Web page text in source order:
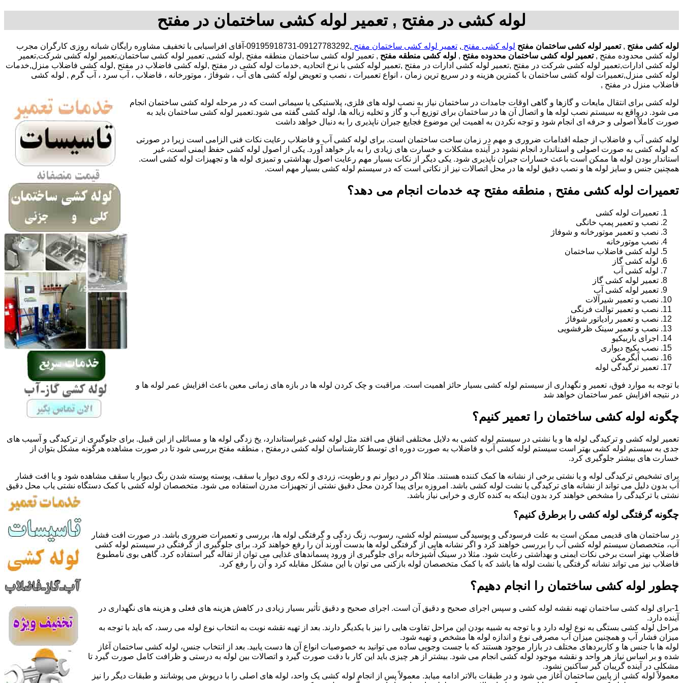
لوله کشی در مفتح , تعمیر لوله کشی ساختمان در مفتح
لوله کشی مفتح ,تعمیر لوله کشی ساختمان مفتح لوله کشی مفتح , تعمیر لوله کشی ساختمان مفتح
,09127783292-09195918731-آقای افراسیابی با تخفیف مشاوره رایگان شبانه روزی کارگران مجرب
لوله کشی محدوده مفتح ,تعمیر لوله کشی ساختمان محدوده مفتح , لوله کشی منطقه مفتح , تعمیر لوله کشی ساختمان منطقه مفتح ,لوله کشی, تعمیر لوله کشی ساختمان,تعمیر لوله کشی شرکت,تعمیر
لوله کشی ادارات,تعمیر لوله کشی شرکت در مفتح ,تعمیر لوله کشی ادارات در مفتح ,تعمیر لوله کشی با نرخ اتحادیه ,خدمات لوله کشی در مفتح ,لوله کشی فاضلاب در مفتح ,لوله کشی فاضلاب منزل,خدمات
لوله کشی منزل,تعمیرات لوله کشی ساختمان با کمترین هزینه و در سریع ترین زمان ، انواع تعمیرات ، نصب و تعویض لوله کشی های آب ، شوفاژ ، موتورخانه ، فاضلاب ، آب سرد ، آب گرم , لوله کشی
فاضلاب منزل در مفتح ,
لوله کشی برای انتقال مایعات و گازها و گاهی اوقات جامدات در ساختمان نیاز به نصب لوله های فلزی، پلاستیکی یا سیمانی است که در مرحله لوله کشی ساختمان انجام
می شود. درواقع به سیستم نصب لوله ها و اتصال آن ها در ساختمان برای توزیع آب و گاز و تخلیه زباله ها، لوله کشی گفته می شود.تعمیر لوله کشی ساختمان باید به
صورت کاملاً اصولی و حرفه ای انجام شود و توجه نکردن به اهمیت این موضوع فجایع جبران ناپذیری را به دنبال خواهد داشت
لوله کشی آب و فاضلاب از جمله اقدامات ضروری و مهم در زمان ساخت ساختمان است. برای لوله کشی آب و فاضلاب رعایت نکات فنی الزامی است زیرا در صورتی
که لوله کشی به صورت اصولی و استاندارد انجام نشود در آینده مشکلات و خسارت های زیادی را به بار خواهد آورد. یکی از اصول لوله کشی حفظ ایمنی است، غیر
استاندار بودن لوله ها ممکن است باعث خسارات جبران ناپذیری شود. یکی دیگر از نکات بسیار مهم رعایت اصول بهداشتی و تمیزی لوله ها و تجهیزات لوله کشی است.
همچنین جنس و سایز لوله ها و نصب دقیق لوله ها در محل اتصالات نیز از نکاتی است که در سیستم لوله کشی بسیار مهم است.
تعمیرات لوله کشی مفتح , منطقه مفتح چه خدمات انجام می دهد؟
تعمیرات لوله کشی
نصب و تعمیر پمپ خانگی
نصب و تعمیر موتورخانه و شوفاژ
نصب موتورخانه
لوله کشی فاضلاب ساختمان
لوله کشی گاز
لوله کشی آب
تعمیر لوله کشی گاز
تعمیر لوله کشی آب
نصب و تعمیر شیرآلات
نصب و تعمیر توالت فرنگی
نصب و تعمیر رادیاتور شوفاژ
نصب و تعمیر سینک ظرفشویی
اجرای باربیکیو
نصب پکیج دیواری
نصب آبگرمکن
تعمیر ترگیدگی لوله
با توجه به موارد فوق، تعمیر و نگهداری از سیستم لوله کشی بسیار حائز اهمیت است. مراقبت و چک کردن لوله ها در بازه های زمانی معین باعث افزایش عمر لوله ها و
در نتیجه افزایش عمر ساختمان خواهد شد
چگونه لوله کشی ساختمان را تعمیر کنیم؟
تعمیر لوله کشی و ترکیدگی لوله ها و یا نشتی در سیستم لوله کشی به دلایل مختلفی اتفاق می افتد مثل لوله کشی غیراستاندارد، یخ زدگی لوله ها و مسائلی از این قبیل. برای جلوگیری از ترکیدگی و آسیب های
جدی به سیستم لوله کشی بهتر است سیستم لوله کشی آب و فاضلاب به صورت دوره ای توسط کارشناسان لوله کشی درمفتح , منطقه مفتح بررسی شود تا در صورت مشاهده هرگونه مشکل بتوان از
خسارت های بیشتر جلوگیری کرد.
برای تشخیص ترکیدگی لوله و یا نشتی برخی از نشانه ها کمک کننده هستند. مثلا اگر در دیوار نم و رطوبت، زردی و لکه روی دیوار یا سقف، پوسته پوسته شدن رنگ دیوار یا سقف مشاهده شود و یا افت فشار
آب بدون دلیل می تواند از نشانه های ترکیدگی یا نشت لوله کشی باشد. امروزه برای پیدا کردن محل دقیق نشتی از تجهیزات مدرن استفاده می شود. متخصصان لوله کشی با کمک دستگاه نشتی یاب محل دقیق
نشتی یا ترکیدگی را مشخص خواهند کرد بدون اینکه به کنده کاری و خرابی نیاز باشد.
چگونه گرفتگی لوله کشی را برطرق کنیم؟
در ساختمان های قدیمی ممکن است به علت فرسودگی و پوسیدگی سیستم لوله کشی، رسوب، زنگ زدگی و گرفتگی لوله ها، بررسی و تعمیرات ضروری باشد. در صورت افت فشار
آب، متخصصان سیستم لوله کشی آب را بررسی خواهند کرد و اگر نشانه هایی از گرفتگی لوله ها بدست آورند آن را رفع خواهند کرد. برای جلوگیری از گرفتگی در سیستم لوله کشی
فاضلاب بهتر است برخی نکات ایمنی و بهداشتی رعایت شود. مثلا در سینک آشپزخانه برای جلوگیری از ورود پسماندهای غذایی می توان از تفاله گیر استفاده کرد. گاهی بوی نامطبوع
فاضلاب نیز می تواند نشانه گرفتگی یا نشت لوله ها باشد که با کمک متخصصان لوله بازکنی می توان با این مشکل مقابله کرد و آن را رفع کرد.
چطور لوله کشی ساختمان را انجام دهیم؟
1-برای لوله کشی ساختمان تهیه نقشه لوله کشی و سپس اجرای صحیح و دقیق آن است. اجرای صحیح و دقیق تأثیر بسیار زیادی در کاهش هزینه های فعلی و هزینه های نگهداری در
آینده دارد.
مراحل لوله کشی بستگی به نوع لوله دارد و با توجه به شبیه بودن این مراحل تفاوت هایی را نیز با یکدیگر دارند. بعد از تهیه نقشه نوبت به انتخاب نوع لوله می رسد، که باید با توجه به
میزان فشار آب و همچنین میزان آب مصرفی نوع و اندازه لوله ها مشخص و تهیه شود.
لوله ها با جنس ها و کاربردهای مختلف در بازار موجود هستند که با جست وجویی ساده می توانید به خصوصیات انواع آن ها دست یابید. بعد از انتخاب جنس، لوله کشی ساختمان آغاز
شده و بر اساس نیاز هر واحد و نقشه موجود لوله کشی انجام می شود. بیشتر از هر چیزی باید این کار با دقت صورت گیرد و اتصالات بین لوله به درستی و ظرافت کامل صورت گیرد تا
مشکلی در آینده گریبان گیر ساکنین نشود.
معمولاً لوله کشی از پایین ساختمان آغاز می شود و در طبقات بالاتر ادامه میابد. معمولاً پس از انجام لوله کشی یک واحد، لوله های اصلی را با درپوش می پوشانند و طبقات دیگر را نیز